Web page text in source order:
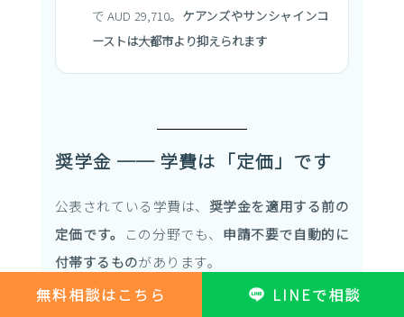
で AUD 29,710。 ケアンズやサンシャインコ
ーストは大都市より抑えられます
奨学金 ── 学費は「定価」です
公表されている学費は、 奨学金を適用する前の
定価です。
この分野でも、 申請不要で自動的に
付帯するものがあります。
無料相談はこちら LINEで相談